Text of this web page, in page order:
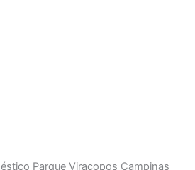
Parque Viracopos Campinas